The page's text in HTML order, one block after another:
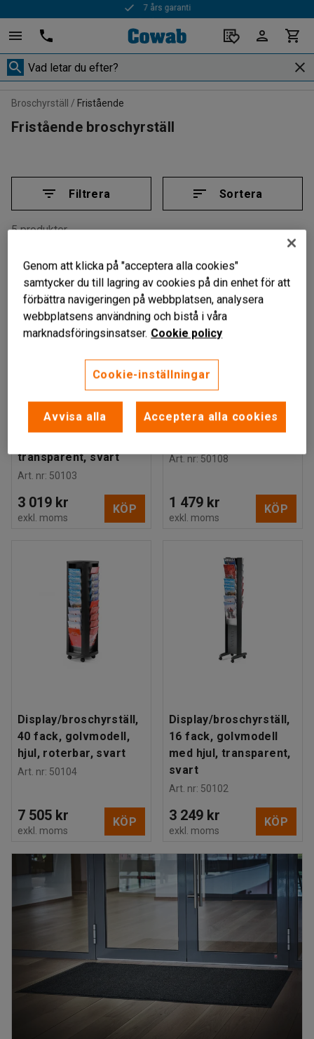
Snabba leveranser
Broschyrställ Fristående
Fristående broschyrställ
Filtrera Sortera
5 produkter
Display/broschyrställ,
transparent, svart
Art. nr: 50103
3 019 kr
exkl. moms
KÖP
Broschyrställ, 6 fack,
Art. nr: 50108
1 479 kr
exkl. moms
KÖP
Display/broschyrställ,
40 fack, golvmodell,
hjul, roterbar, svart
Art. nr: 50104
7 505 kr
exkl. moms
KÖP
Display/broschyrställ,
16 fack, golvmodell
med hjul, transparent,
svart
Art. nr: 50102
3 249 kr
exkl. moms
KÖP
Genom att klicka på "acceptera alla cookies"
samtycker du till lagring av cookies på din enhet för att
förbättra navigeringen på webbplatsen, analysera
webbplatsens användning och bistå i våra
marknadsföringsinsatser. Cookie policy
Cookie-inställningar
Avvisa alla Acceptera alla cookies